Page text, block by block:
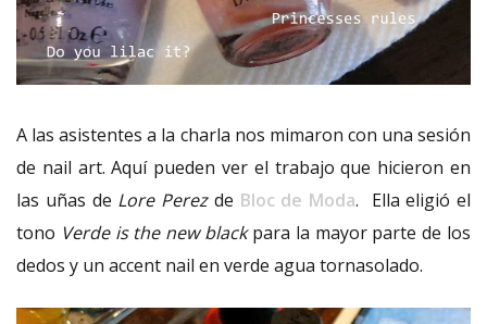
A las asistentes a la charla nos mimaron con una sesión
de nail art. Aquí pueden ver el trabajo que hicieron en
las uñas de Lore Perezde Bloc de Moda. Ella eligió el
tono Verde is the new blackpara la mayor parte de los
dedos y un accent nail en verde agua tornasolado.